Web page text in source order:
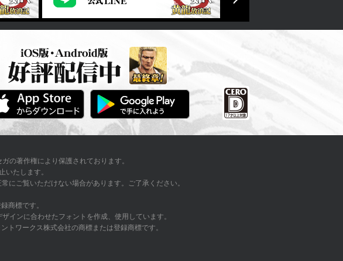
の著作権により保護されております。
いたします。
にご覧いただけない場合があります。ご了承ください。
商標です。
インに合わせたフォントを作成、使用しています。
トワークス株式会社の商標または登録商標です。